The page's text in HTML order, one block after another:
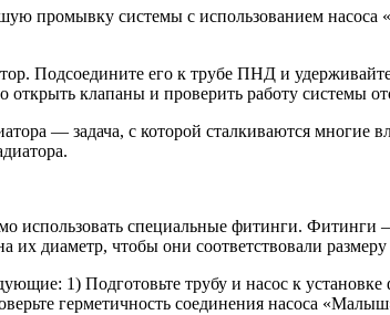
промывку системы с использованием
Подсоедините его к трубе ПНД и
клапаны и проверить работу системы
— задача, с которой сталкиваются многие
специальные фитинги. Фитинги
диаметр, чтобы они соответствовали
1) Подготовьте трубу и насос к установке
герметичность соединения насоса